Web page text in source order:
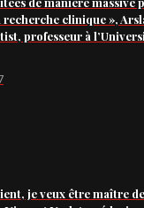
recherche clinique »,
professeur à
je veux être maître